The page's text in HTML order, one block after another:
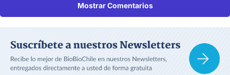
Mostrar Comentarios